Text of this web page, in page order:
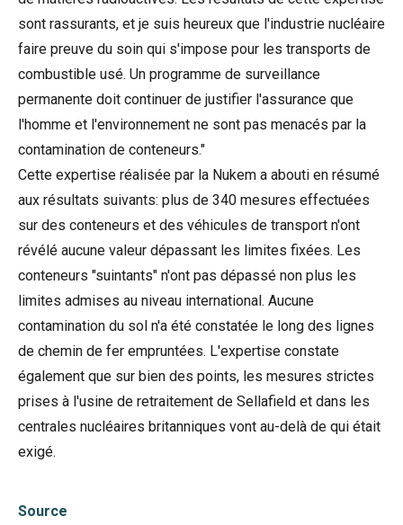
sont rassurants, et je suis heureux que l'industrie nucléaire
faire preuve du soin qui s'impose pour les transports de
combustible usé. Un programme de surveillance
permanente doit continuer de justifier l'assurance que
l'homme et l'environnement ne sont pas menacés par la
contamination de conteneurs."
Cette expertise réalisée par la Nukem a abouti en résumé
aux résultats suivants: plus de 340 mesures effectuées
sur des conteneurs et des véhicules de transport n'ont
révélé aucune valeur dépassant les limites fixées. Les
conteneurs "suintants" n'ont pas dépassé non plus les
limites admises au niveau international. Aucune
contamination du sol n'a été constatée le long des lignes
de chemin de fer empruntées. L'expertise constate
également que sur bien des points, les mesures strictes
prises à l'usine de retraitement de Sellafield et dans les
centrales nucléaires britanniques vont au-delà de qui était
exigé.
Source